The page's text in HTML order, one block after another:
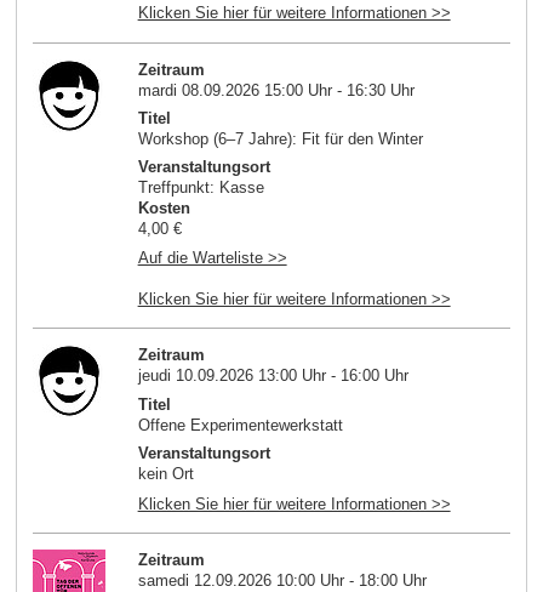
Klicken Sie hier für weitere Informationen >>
Zeitraum
mardi 08.09.2026 15:00 Uhr - 16:30 Uhr
Titel
Workshop (6–7 Jahre): Fit für den Winter
Veranstaltungsort
Treffpunkt: Kasse
Kosten
4,00 €
Auf die Warteliste >>
Klicken Sie hier für weitere Informationen >>
Zeitraum
jeudi 10.09.2026 13:00 Uhr - 16:00 Uhr
Titel
Offene Experimentewerkstatt
Veranstaltungsort
kein Ort
Klicken Sie hier für weitere Informationen >>
Zeitraum
samedi 12.09.2026 10:00 Uhr - 18:00 Uhr